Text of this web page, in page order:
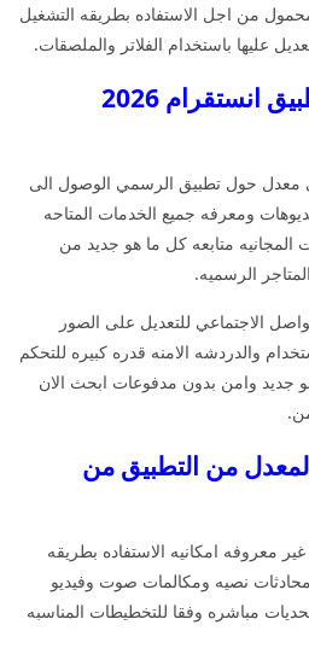
من اجل الاستفاده بطريقه التشغيل
عليها باستخدام الفلاتر والملصقات.
النقاط الايجابيه في تطبيق انستقرام 2026
معدل حول تطبيق الرسمي الوصول الى
ومعرفه جميع الخدمات المتاحه
المجانيه متابعه كل ما هو جديد من
الرسميه.
الاجتماعي للتعديل على الصور
والدردشه الامنه قدره كبيره للتحكم
جديد وامن بدون مدفوعات ابحث الان
من التطبيق من
معروفه امكانيه الاستفاده بطريقه
نصيه ومكالمات صوت وفيديو
مباشره وفقا للتخطيطات المناسبه